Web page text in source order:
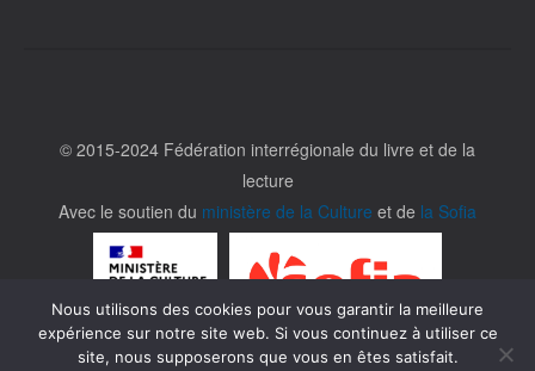
© 2015-2024 Fédération interrégionale du livre et de la
lecture
Avec le soutien du ministère de la Culture et de la Sofia
Nous utilisons des cookies pour vous garantir la meilleure
expérience sur notre site web. Si vous continuez à utiliser ce
site, nous supposerons que vous en êtes satisfait.